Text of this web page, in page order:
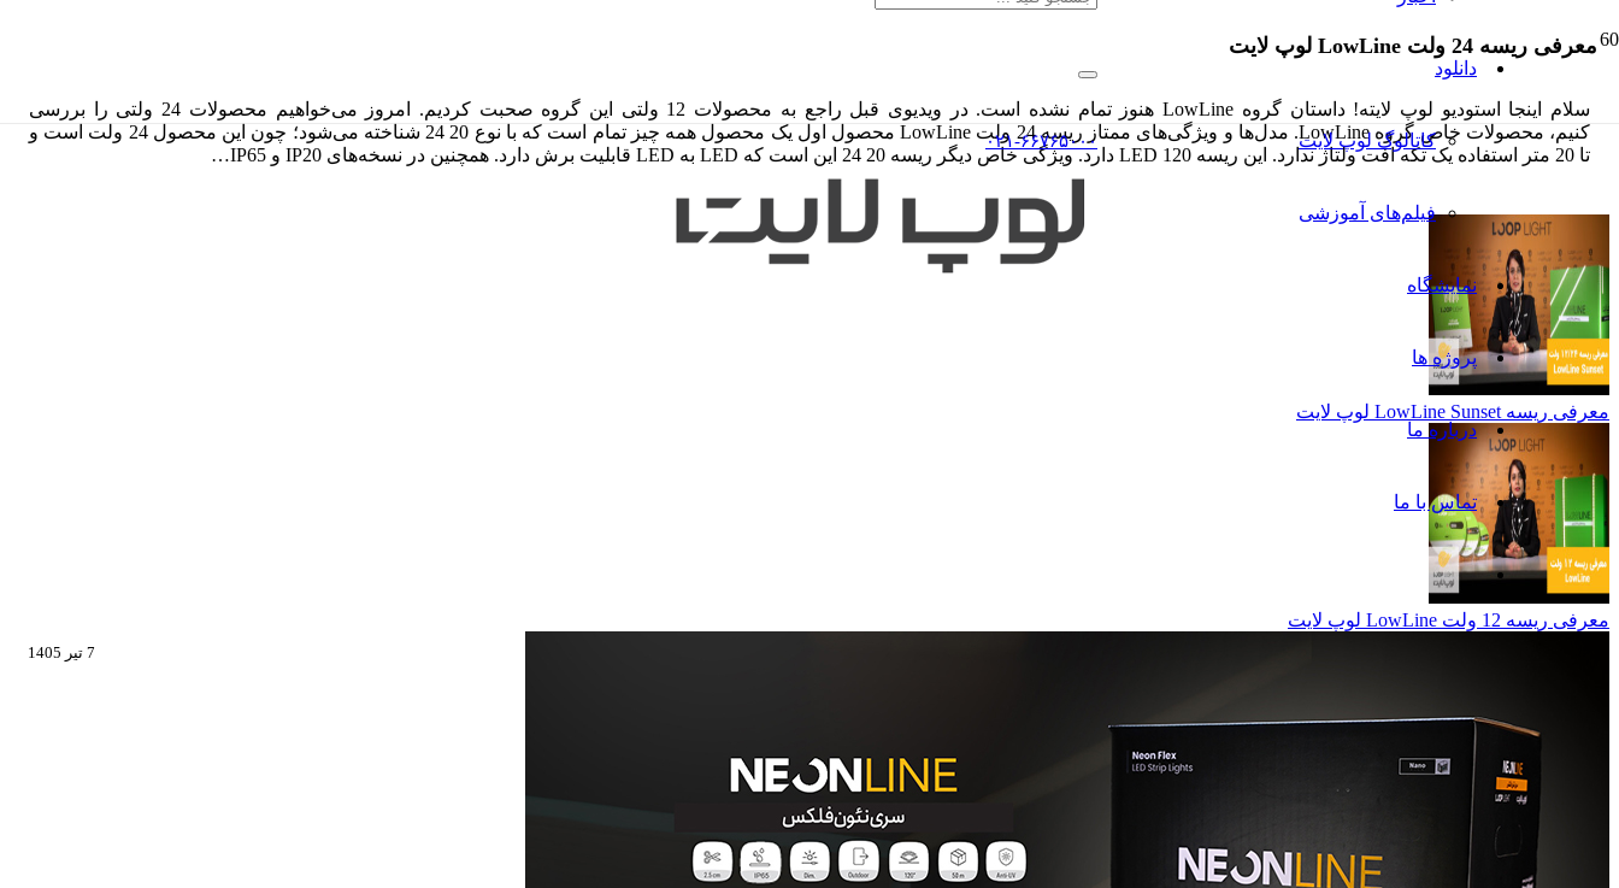
دانلود
کاتالوگ‌ لوپ لایت
فیلم‌های آموزشی
نمایشگاه
پروژه ها
درباره ما
تماس با ما
۰۲۱-۶۶۷۶۵۰۰۰
معرفی ریسه 24 ولت LowLine لوپ لایت
سلام اینجا استودیو لوپ لایته! داستان گروه LowLine هنوز تمام نشده است. در ویدیوی قبل راجع به محصولات 12 ولتی این گروه صحبت کردیم. امروز می‌خواهیم محصولات 24 ولتی را بررسی
کنیم، محصولات خاص گروه LowLine. مدل‌ها و ویژگی‌های ممتاز ریسه 24 ولت LowLine محصول اول یک محصول همه چیز تمام است که با نوع 20 24 شناخته می‌شود؛ چون این محصول 24 ولت است و
تا 20 متر استفاده یک تکه افت ولتاژ ندارد. این ریسه 120 LED دارد. ویژگی خاص دیگر ریسه 20 24 این است که LED به LED قابلیت برش دارد. همچنین در نسخه‌‌های IP20 و IP65…
معرفی ریسه LowLine Sunset لوپ لایت
معرفی ریسه 12 ولت LowLine لوپ لایت
7 تیر 1405